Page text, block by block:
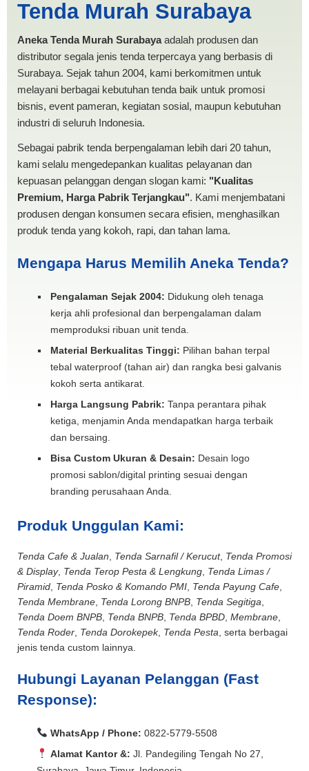
MURAH
Tenda Murah Surabaya
Aneka Tenda Murah Surabayaadalah produsen dan
distributor segala jenis tenda terpercaya yang berbasis di
Surabaya. Sejak tahun 2004, kami berkomitmen untuk
melayani berbagai kebutuhan tenda baik untuk promosi
bisnis, event pameran, kegiatan sosial, maupun kebutuhan
industri di seluruh Indonesia.
Sebagai pabrik tenda berpengalaman lebih dari 20 tahun,
kami selalu mengedepankan kualitas pelayanan dan
kepuasan pelanggan dengan slogan kami: "Kualitas
Premium, Harga Pabrik Terjangkau". Kami menjembatani
produsen dengan konsumen secara efisien, menghasilkan
produk tenda yang kokoh, rapi, dan tahan lama.
Mengapa Harus Memilih Aneka Tenda?
Pengalaman Sejak 2004: Didukung oleh tenaga
kerja ahli profesional dan berpengalaman dalam
memproduksi ribuan unit tenda.
Material Berkualitas Tinggi: Pilihan bahan terpal
tebal waterproof (tahan air) dan rangka besi galvanis
kokoh serta antikarat.
Harga Langsung Pabrik: Tanpa perantara pihak
ketiga, menjamin Anda mendapatkan harga terbaik
dan bersaing.
Bisa Custom Ukuran & Desain: Desain logo
promosi sablon/digital printing sesuai dengan
branding perusahaan Anda.
Produk Unggulan Kami:
Tenda Cafe & Jualan Tenda Sarnafil / Kerucut, Tenda Promosi
& Display, Tenda Terop Pesta & Lengkung Tenda Limas /
Piramid Tenda Posko & Komando PMI Tenda Payung Cafe
Tenda Membrane Tenda Lorong BNPB Tenda Segitiga
Tenda Doem BNPB Tenda BNPB Tenda BPBD Membrane
Tenda Roder Tenda Dorokepek, Tenda Pesta , serta berbagai
jenis tenda custom lainnya.
Hubungi Layanan Pelanggan (Fast
Response):
WhatsApp / Phone: 0822-5779-5508
Alamat Kantor &: Jl. Pandegiling Tengah No 27,